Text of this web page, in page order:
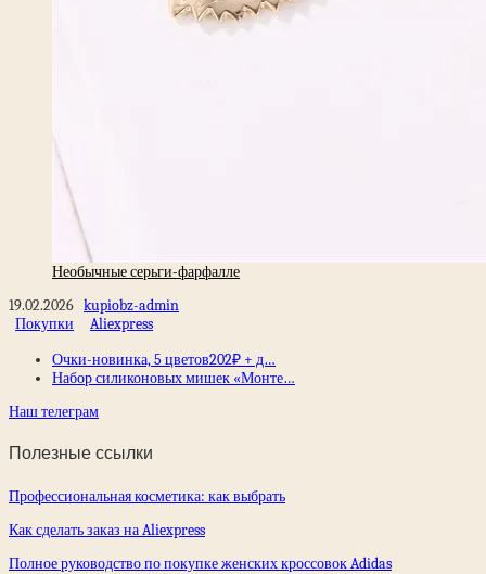
Необычные серьги-фарфалле
19.02.2026 kupiobz-admin
Покупки
Aliexpress
Очки-новинка, 5 цветов202₽ + д…
Набор силиконовых мишек «Монте…
Наш телеграм
Полезные ссылки
Профессиональная косметика: как выбрать
Как сделать заказ на Aliexpress
Полное руководство по покупке женских кроссовок Adidas